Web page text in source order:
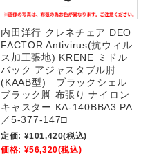
内田洋行 クレネチェア DEO
FACTOR Antivirus(抗ウィル
ス加工張地) KRENE ミドル
バック アジャスタブル肘
(KAAB型) ブラックシェル
ブラック脚 布張り ナイロン
キャスター KA-140BBA3 PA
／5-377-147□
定価: ¥101,420(税込)
価格: ¥56,320(税込)